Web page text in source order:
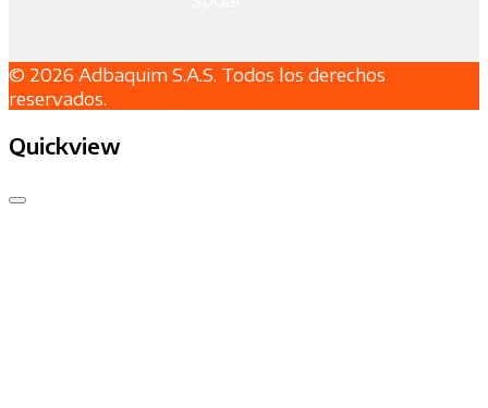
© 2026 Adbaquim S.A.S. Todos los derechos
reservados.
Quickview